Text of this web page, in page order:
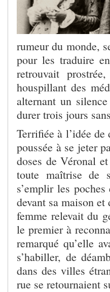
rumeur du monde,
pour les traduire
retrouvait
houspillant des
alternant un
durer trois jours
Terrifiée à l’idée
poussée à se jeter
doses de Véronal
toute maîtrise de
s’emplir les
devant sa maison
femme relevait du
le premier à
remarqué qu’elle
s’habiller, de
dans des villes
rue se retournaient